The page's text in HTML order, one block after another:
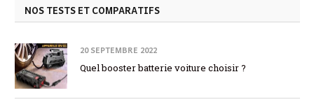
NOS TESTS ET COMPARATIFS
20 SEPTEMBRE 2022
Quel booster batterie voiture choisir ?